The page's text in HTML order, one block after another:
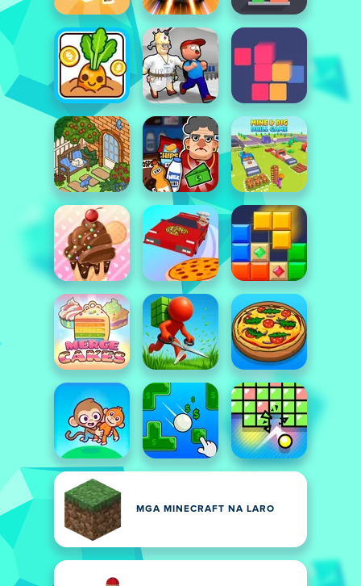
MGA MINECRAFT NA LARO